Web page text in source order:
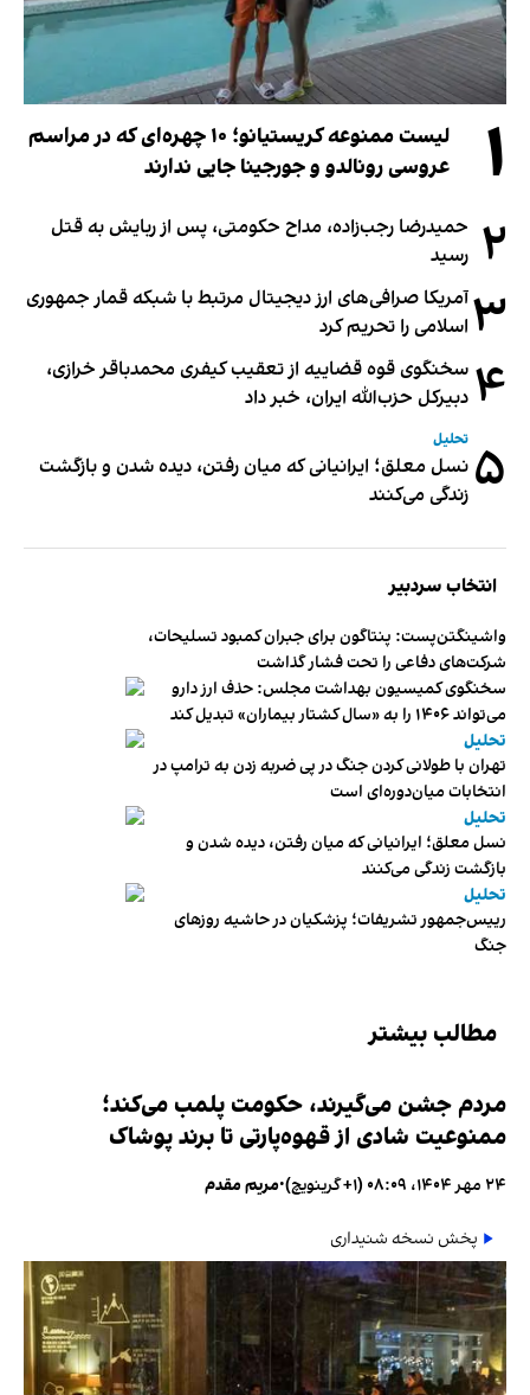
۱
لیست ممنوعه کریستیانو؛ ۱۰ چهره‌ای که در مراسم
عروسی رونالدو و جورجینا جایی ندارند
۲ حمیدرضا رجب‌زاده، مداح حکومتی، پس از ربایش به قتل
رسید
۳آمریکا صرافی‌های ارز دیجیتال مرتبط با شبکه قمار جمهوری
اسلامی را تحریم کرد
۴ سخنگوی قوه قضاییه از تعقیب کیفری محمدباقر خرازی،
دبیر‌کل حزب‌الله ایران، خبر داد
۵ تحلیل
نسل معلق؛ ایرانیانی که میان رفتن، دیده شدن و بازگشت
زندگی می‌کنند
انتخاب سردبیر
واشینگتن‌پست: پنتاگون برای جبران کمبود تسلیحات،
شرکت‌های دفاعی را تحت فشار گذاشت
سخنگوی کمیسیون بهداشت مجلس: حذف ارز دارو
می‌تواند ۱۴۰۶ را به «سال کشتار بیماران» تبدیل کند
تحلیل
تهران با طولانی کردن جنگ در پی ضربه زدن به ترامپ در
انتخابات میان‌دوره‌ای است
تحلیل
نسل معلق؛ ایرانیانی که میان رفتن، دیده شدن و
بازگشت زندگی می‌کنند
تحلیل
رییس‌جمهور تشریفات؛ پزشکیان در حاشیه روزهای
جنگ
مطالب بیشتر
مردم جشن می‌گیرند، حکومت پلمب می‌کند؛
ممنوعیت شادی از قهوه‌پارتی تا برند پوشاک
۲۴ مهر ۱۴۰۴، ۰۸:۰۹ (‎+۱ گرینویچ) •مریم مقدم
پخش نسخه شنیداری